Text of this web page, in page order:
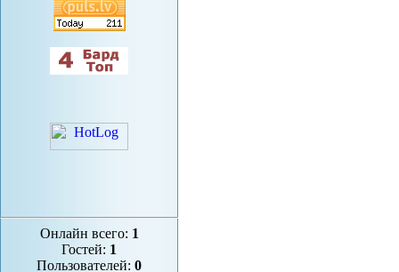
Онлайн всего: 1
Гостей: 1
Пользователей: 0